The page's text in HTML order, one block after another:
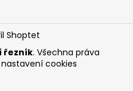
Shoptet
řezník. Všechna práva
cookies